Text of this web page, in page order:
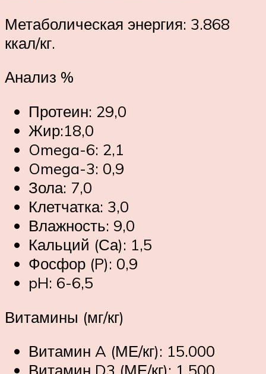
Метаболическая энергия: 3.868
ккал/кг.
Анализ %
Протеин: 29,0
Жир:18,0
Omega-6: 2,1
Omega-3: 0,9
Зола: 7,0
Клетчатка: 3,0
Влажность: 9,0
Кальций (Са): 1,5
Фосфор (P): 0,9
pH: 6-6,5
Витамины (мг/кг)
Витамин A (МЕ/кг): 15.000
Витамин D3 (МЕ/кг): 1.500